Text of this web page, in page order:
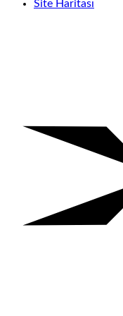
Site Haritası